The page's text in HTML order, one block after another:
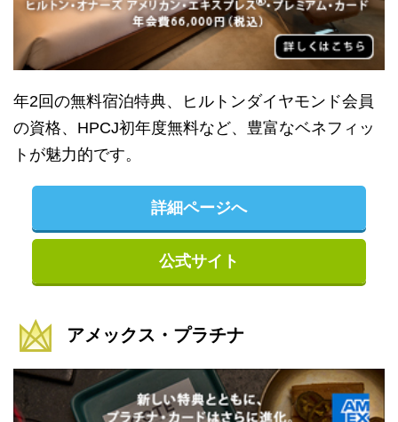
年2回の無料宿泊特典、ヒルトンダイヤモンド会員
の資格、HPCJ初年度無料など、豊富なベネフィッ
トが魅力的です。
詳細ページへ
公式サイト
アメックス・プラチナ